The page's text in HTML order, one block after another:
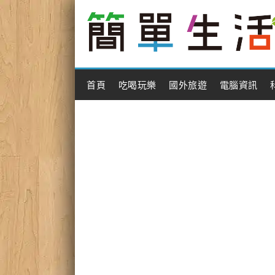
Main Menu
首頁 吃喝玩樂 國外旅遊 電腦資訊